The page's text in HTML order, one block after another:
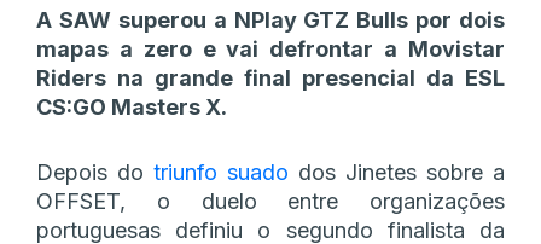
A SAW superou a NPlay GTZ Bulls por dois
mapas a zero e vai defrontar a Movistar
Riders na grande final presencial da ESL
CS:GO Masters X.
Depois do triunfo suado dos Jinetes sobre a
OFFSET, o duelo entre organizações
portuguesas definiu o segundo finalista da